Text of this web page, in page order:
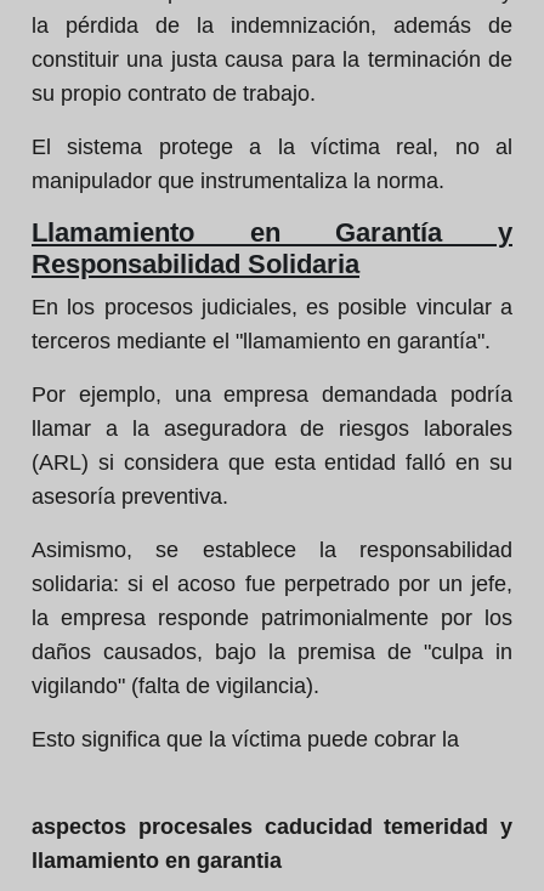
la pérdida de la indemnización, además de
constituir una justa causa para la terminación de
su propio contrato de trabajo.
El sistema protege a la víctima real, no al
manipulador que instrumentaliza la norma.
Llamamiento en Garantía y
Responsabilidad Solidaria
En los procesos judiciales, es posible vincular a
terceros mediante el "llamamiento en garantía".
Por ejemplo, una empresa demandada podría
llamar a la aseguradora de riesgos laborales
(ARL) si considera que esta entidad falló en su
asesoría preventiva.
Asimismo, se establece la responsabilidad
solidaria: si el acoso fue perpetrado por un jefe,
la empresa responde patrimonialmente por los
daños causados, bajo la premisa de "culpa in
vigilando" (falta de vigilancia).
Esto significa que la víctima puede cobrar la
aspectos procesales caducidad temeridad y
llamamiento en garantia